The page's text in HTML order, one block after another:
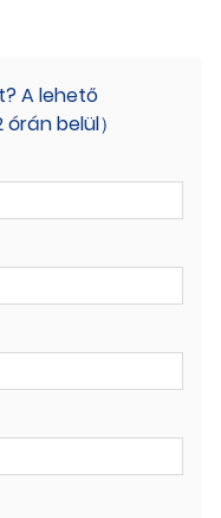
A lehető
belül）